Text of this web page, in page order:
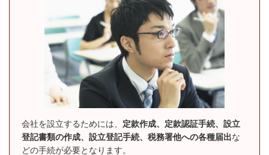
会社を設立するためには、 定款作成、定款認証手続、設立
登記書類の作成、設立登記手続、税務署他への各種届出な
どの手続が必要となります。